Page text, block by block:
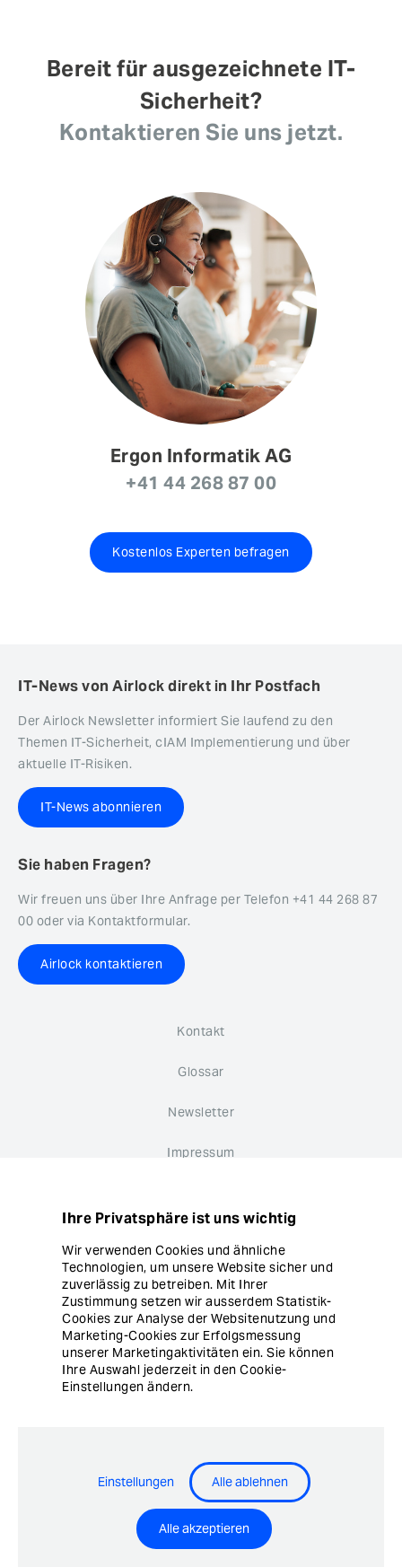
Bereit für ausgezeichnete IT-
Sicherheit?
Kontaktieren Sie uns jetzt.
Ergon Informatik AG
+41 44 268 87 00
Kostenlos Experten befragen
IT-News von Airlock direkt in Ihr Postfach
Der Airlock Newsletter informiert Sie laufend zu den
Themen IT-Sicherheit, cIAM Implementierung und über
aktuelle IT-Risiken.
IT-News abonnieren
Sie haben Fragen?
Wir freuen uns über Ihre Anfrage per Telefon +41 44 268 87
00 oder via Kontaktformular.
Airlock kontaktieren
Kontakt
Glossar
Newsletter
Impressum
Cookie Einstellungen
© Copyright Ergon Informatik AG
Airlock® - Security Innovation by Ergon Informatik AG
Ihre Privatsphäre ist uns wichtig
Wir verwenden Cookies und ähnliche
Technologien, um unsere Website sicher und
zuverlässig zu betreiben. Mit Ihrer
Zustimmung setzen wir ausserdem Statistik-
Cookies zur Analyse der Websitenutzung und
Marketing-Cookies zur Erfolgsmessung
unserer Marketingaktivitäten ein. Sie können
Ihre Auswahl jederzeit in den Cookie-
Einstellungen ändern.
Einstellungen Alle ablehnen
Alle akzeptieren